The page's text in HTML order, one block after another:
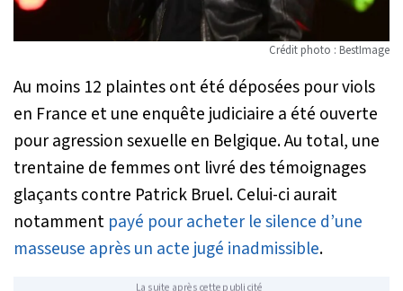
Crédit photo : BestImage
Au moins 12 plaintes ont été déposées pour viols
en France et une enquête judiciaire a été ouverte
pour agression sexuelle en Belgique. Au total, une
trentaine de femmes ont livré des témoignages
glaçants contre Patrick Bruel. Celui-ci aurait
notamment payé pour acheter le silence d’une
masseuse après un acte jugé inadmissible.
La suite après cette publicité